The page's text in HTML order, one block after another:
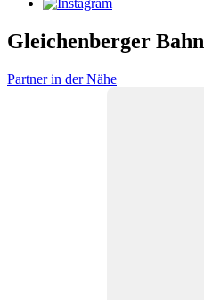
Gleichenberger Bahn
Partner in der Nähe